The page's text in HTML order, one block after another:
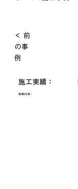
施工実績：
作業内容：
＜ 前
の事
例